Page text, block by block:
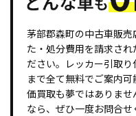
茅部郡森町の中古車販
た・処分費用を請求さ
ださい。レッカー引取
まで全て無料でご案内
価買取も夢ではありま
なら、ぜひ一度お問合せ